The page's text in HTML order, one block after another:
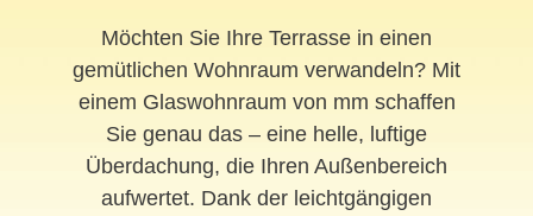
Möchten Sie Ihre Terrasse in einen
gemütlichen Wohnraum verwandeln? Mit
einem Glaswohnraum von mm schaffen
Sie genau das – eine helle, luftige
Überdachung, die Ihren Außenbereich
aufwertet. Dank der leichtgängigen